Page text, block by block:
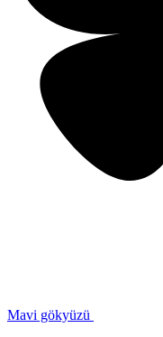
Mavi gökyüzü